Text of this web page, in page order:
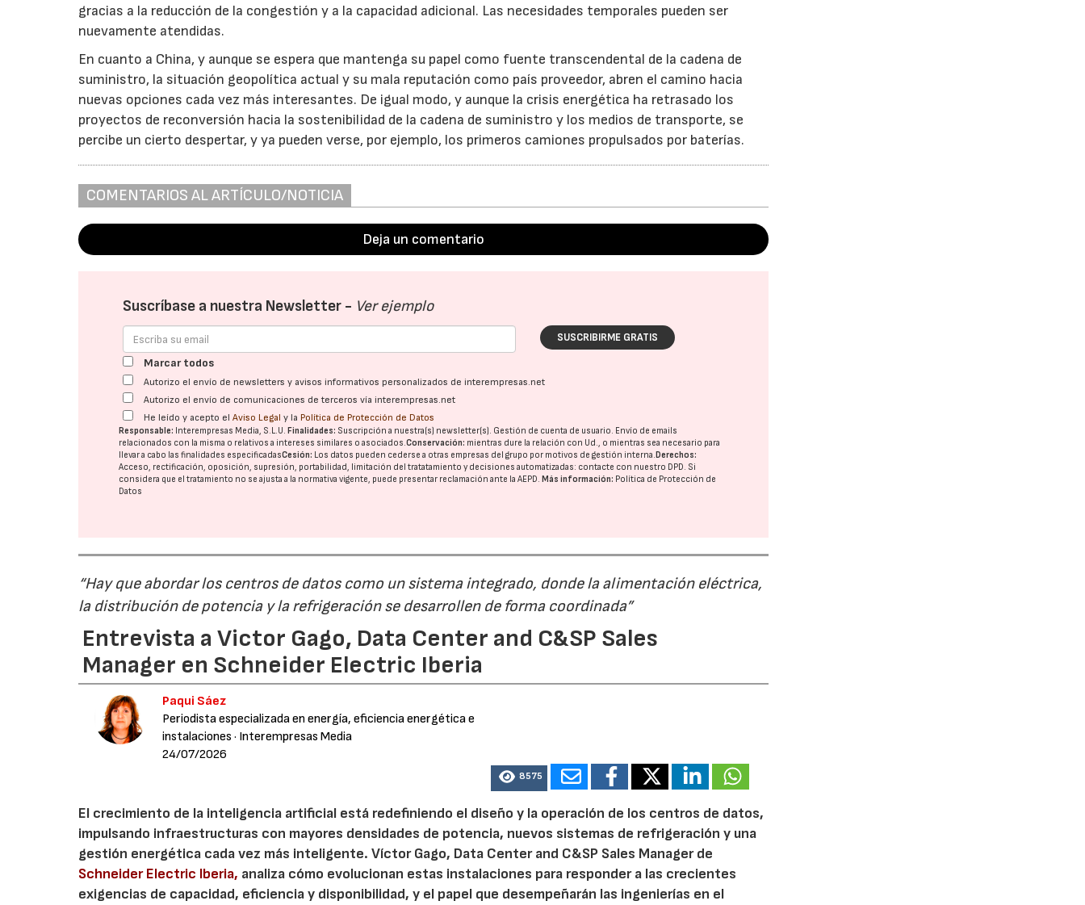
gracias a la reducción de la congestión y a la capacidad adicional. Las necesidades temporales pueden ser
nuevamente atendidas.
En cuanto a China, y aunque se espera que mantenga su papel como fuente transcendental de la cadena de
suministro, la situación geopolítica actual y su mala reputación como país proveedor, abren el camino hacia
nuevas opciones cada vez más interesantes. De igual modo, y aunque la crisis energética ha retrasado los
proyectos de reconversión hacia la sostenibilidad de la cadena de suministro y los medios de transporte, se
percibe un cierto despertar, y ya pueden verse, por ejemplo, los primeros camiones propulsados por baterías.
COMENTARIOS AL ARTÍCULO/NOTICIA
Deja un comentario
Suscríbase a nuestra Newsletter - Ver ejemplo
SUSCRIBIRME GRATIS
Marcar todos
Autorizo el envío de newsletters y avisos informativos personalizados de interempresas.net
Autorizo el envío de comunicaciones de terceros vía interempresas.net
He leído y acepto elAviso Legal y la Política de Protección de Datos
Responsable: Interempresas Media, S.L.U. Finalidades: Suscripción a nuestra(s) newsletter(s). Gestión de cuenta de usuario. Envío de emails
relacionados con la misma o relativos a intereses similares o asociados.Conservación: mientras dure la relación con Ud., o mientras sea necesario para
llevar a cabo las finalidades especificadasCesión: Los datos pueden cederse a otras empresas del grupo por motivos de gestión interna. Derechos:
Acceso, rectificación, oposición, supresión, portabilidad, limitación del tratatamiento y decisiones automatizadas: contacte con nuestro DPD. Si
considera que el tratamiento no se ajusta a la normativa vigente, puede presentar reclamación ante laAEPD. Más información: Política de Protección de
Datos
“Hay que abordar los centros de datos como un sistema integrado, donde la alimentación eléctrica,
la distribución de potencia y la refrigeración se desarrollen de forma coordinada”
Entrevista a Victor Gago, Data Center and C&SP Sales
Manager en Schneider Electric Iberia
Paqui Sáez
Periodista especializada en energía, eficiencia energética e
instalaciones · Interempresas Media
24/07/2026
8575
El crecimiento de la inteligencia artificial está redefiniendo el diseño y la operación de los centros de datos,
impulsando infraestructuras con mayores densidades de potencia, nuevos sistemas de refrigeración y una
gestión energética cada vez más inteligente. Víctor Gago, Data Center and C&SP Sales Manager de
Schneider Electric Iberia, analiza cómo evolucionan estas instalaciones para responder a las crecientes
exigencias de capacidad, eficiencia y disponibilidad, y el papel que desempeñarán las ingenierías en el